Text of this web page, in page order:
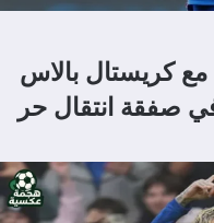
كريستال بالاس
صفقة انتقال حر